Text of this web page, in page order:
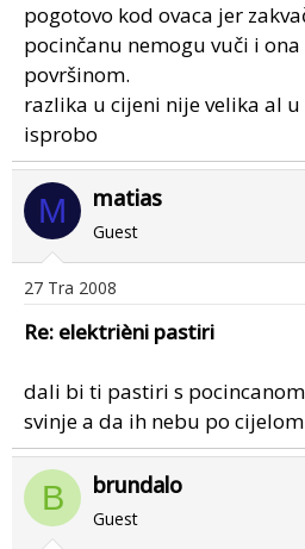
pogotovo kod ovaca jer
pocinčanu nemogu vuči i
površinom.
razlika u cijeni nije velika al
isprobo
M matias
Guest
27 Tra 2008
Re: elektrièni pastiri
dali bi ti pastiri s
svinje a da ih nebu po cijelom
B brundalo
Guest